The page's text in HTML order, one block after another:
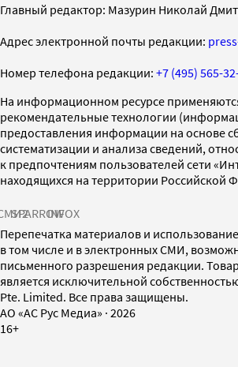
Главный редактор: Мазурин Николай
Адрес электронной почты редакции:
Номер телефона редакции: +7 (495) 565-
На информационном ресурсе
рекомендательные технологии
предоставления информации на основе
систематизации и анализа сведений,
к предпочтениям пользователей сети
находящихся на территории Российской
SPARROWINFOX
Перепечатка материалов и
в том числе и в электронных СМИ,
письменного разрешения редакции.
является исключительной
Pte. Limited. Все права защищены.
AO «АС Рус Медиа» · 2026
16+